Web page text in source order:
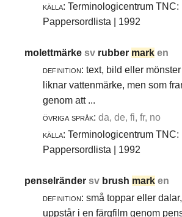
källa: Terminologicentrum TNC:
Pappersordlista | 1992
molettmärkesv rubber mark en
definition: text, bild eller
liknar vattenmärke, men som
genom att ...
övriga språk: da, de, fi, fr, no
källa: Terminologicentrum TNC:
Pappersordlista | 1992
penselrändersv brush mark en
definition: små toppar eller
uppstår i en färgfilm genom